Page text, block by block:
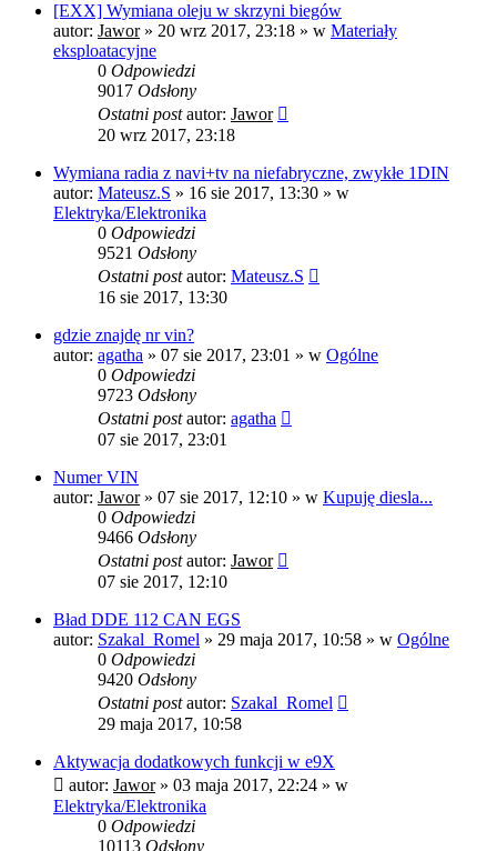
[EXX] Wymiana oleju w skrzyni biegów
autor: Jawor» 20 wrz 2017, 23:18 » w Materiały
eksploatacyjne
0 Odpowiedzi
9017 Odsłony
Ostatni postautor: Jawor
20 wrz 2017, 23:18
Wymiana radia z navi+tv na niefabryczne, zwykłe 1DIN
autor: Mateusz.S » 16 sie 2017, 13:30 » w
Elektryka/Elektronika
0 Odpowiedzi
9521 Odsłony
Ostatni postautor: Mateusz.S
16 sie 2017, 13:30
gdzie znajdę nr vin?
autor: agatha » 07 sie 2017, 23:01 » w Ogólne
0 Odpowiedzi
9723 Odsłony
Ostatni postautor: agatha
07 sie 2017, 23:01
Numer VIN
autor: Jawor» 07 sie 2017, 12:10 » w Kupuję diesla...
0 Odpowiedzi
9466 Odsłony
Ostatni postautor: Jawor
07 sie 2017, 12:10
Bład DDE 112 CAN EGS
autor: Szakal_Romel » 29 maja 2017, 10:58 » w Ogólne
0 Odpowiedzi
9420 Odsłony
Ostatni postautor: Szakal_Romel
29 maja 2017, 10:58
Aktywacja dodatkowych funkcji w e9X
autor: Jawor» 03 maja 2017, 22:24 » w
Elektryka/Elektronika
0 Odpowiedzi
10113 Odsłony